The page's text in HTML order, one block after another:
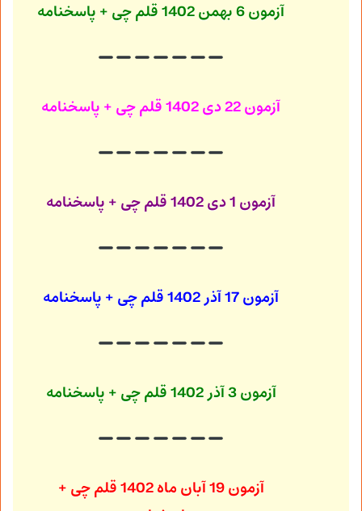
آزمون 6 بهمن 1402 قلم چی + پاسخنامه
آزمون 22 دی 1402 قلم چی + پاسخنامه
آزمون 1 دی 1402 قلم چی + پاسخنامه
آزمون 17 آذر 1402 قلم چی + پاسخنامه
آزمون 3 آذر 1402 قلم چی + پاسخنامه
آزمون 19 آبان ماه 1402
قلم چی +